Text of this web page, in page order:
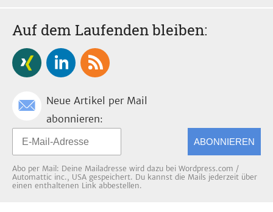
Auf dem Laufenden bleiben:
Neue Artikel per Mail
abonnieren:
ABONNIEREN
Abo per Mail: Deine Mailadresse wird dazu bei Wordpress.com /
Automattic inc., USA gespeichert. Du kannst die Mails jederzeit über
einen enthaltenen Link abbestellen.